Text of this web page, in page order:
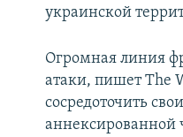
украинской
Огромная линия
атаки, пишет The
сосредоточить
аннексированной